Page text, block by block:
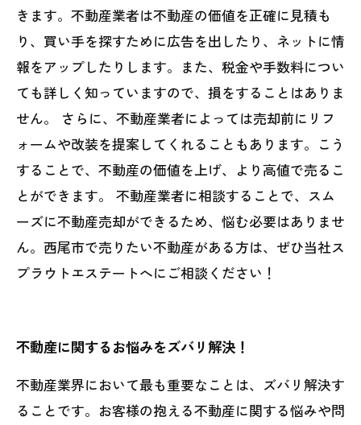
きます。不動産業者は不動産の価値を正確に見積も
り、買い手を探すために広告を出したり、ネットに情
報をアップしたりします。また、税金や手数料につい
ても詳しく知っていますので、損をすることはありま
せん。 さらに、不動産業者によっては売却前にリフ
ォームや改装を提案してくれることもあります。こう
することで、不動産の価値を上げ、より高値で売るこ
とができます。 不動産業者に相談することで、スム
ーズに不動産売却ができるため、悩む必要はありませ
ん。西尾市で売りたい不動産がある方は、ぜひ当社ス
プラウトエステートへにご相談ください！
不動産に関するお悩みをズバリ解決！
不動産業界において最も重要なことは、ズバリ解決す
ることです。お客様の抱える不動産に関する悩みや問